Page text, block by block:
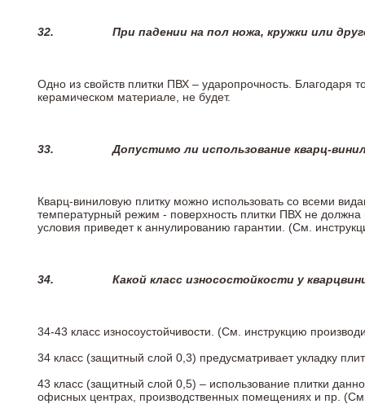
32. При падении на пол ножа, кружки или
Одно из свойств плитки ПВХ – ударопрочность. Благодаря
керамическом материале, не будет.
33.Допустимо ли использование кварц-
Кварц-виниловую плитку можно использовать со всеми
температурный режим - поверхность плитки ПВХ не
условия приведет к аннулированию гарантии. (См.
34. Какой класс износостойкости у
34-43 класс износоустойчивости. (См. инструкцию
34 класс (защитный слой 0,3) предусматривает укладку
43 класс (защитный слой 0,5) – использование плитки
офисных центрах, производственных помещениях и пр.